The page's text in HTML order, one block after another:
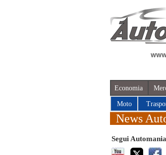
Economia
Moto
News
Segui